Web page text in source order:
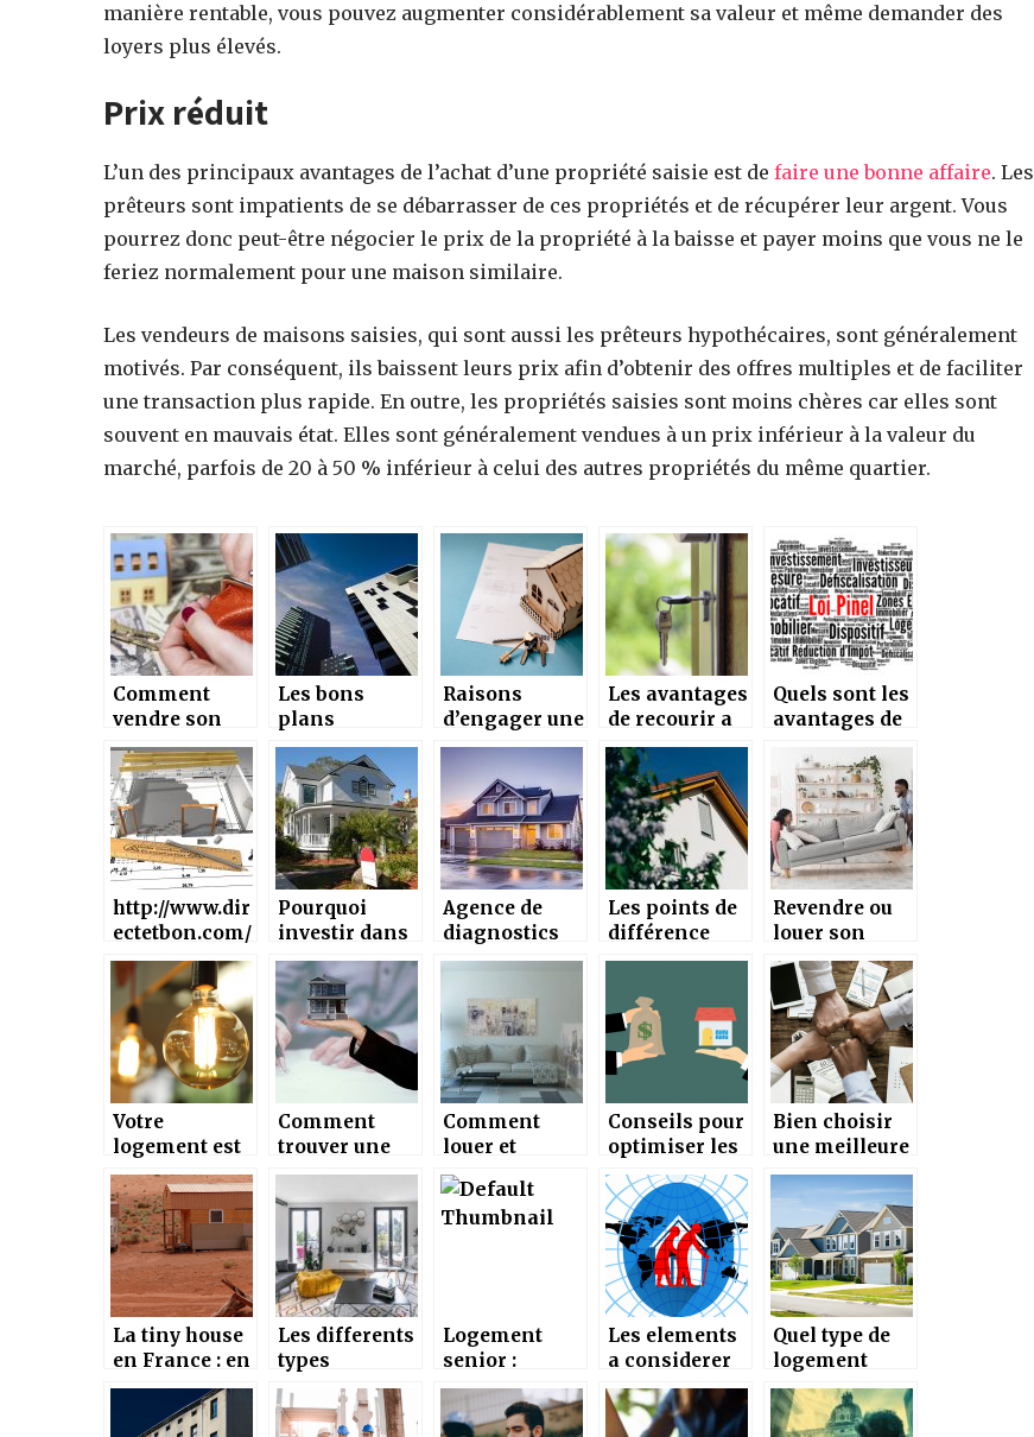
manière rentable, vous pouvez augmenter considérablement sa valeur et même demander des
loyers plus élevés.
Prix réduit
L’un des principaux avantages de l’achat d’une propriété saisie est de faire une bonne affaire. Les
prêteurs sont impatients de se débarrasser de ces propriétés et de récupérer leur argent. Vous
pourrez donc peut-être négocier le prix de la propriété à la baisse et payer moins que vous ne le
feriez normalement pour une maison similaire.
Les vendeurs de maisons saisies, qui sont aussi les prêteurs hypothécaires, sont généralement
motivés. Par conséquent, ils baissent leurs prix afin d’obtenir des offres multiples et de faciliter
une transaction plus rapide. En outre, les propriétés saisies sont moins chères car elles sont
souvent en mauvais état. Elles sont généralement vendues à un prix inférieur à la valeur du
marché, parfois de 20 à 50 % inférieur à celui des autres propriétés du même quartier.
Comment
vendre son
bien
immobilier ?
Les bons
plans
immobiers du
Nord de
l’Isère
Raisons
d’engager une
societe
d’immobilier
commercial
Les avantages
de recourir a
un agent
immobilier
pour votre
investisseme
nt immobilier
Quels sont les
avantages de
la loi Pinel ?
http://www.dir
ectetbon.com/
les-epices-
incontournab
les-dans-nos-
cuisines-57/
Pourquoi
investir dans
des
rénovations
avant de
vendre son
bien
immobilier?
Agence de
diagnostics
immobiliers à
Les points de
différence
entre un achat
d’un bien ?
Revendre ou
louer son
bien; faites le
choix !
Votre
logement est
– il
energivore ?
Comment
trouver une
bonne agence
immobiliere ?
Comment
louer et
trouver un
logement en
Suisse ?
Conseils pour
optimiser les
annonces
immobilières
Bien choisir
une meilleure
plateforme
d’annonces
immobilière
La tiny house
en France : en
avez-vous déjà
entendu
Les differents
types
d’architecte
interieur en
Logement
senior :
fonctionneme
nt et
Les elements
a considerer
pour bien
choisir une
Quel type de
logement
choisir avec le
RSA ?